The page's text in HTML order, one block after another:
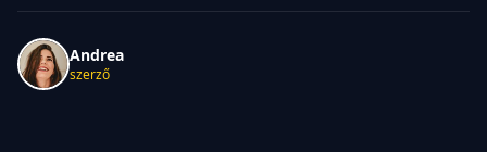
Andrea
szerző